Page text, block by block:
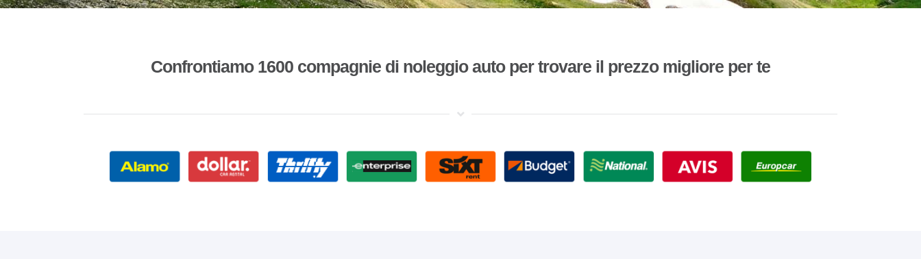
Confrontiamo 1600 compagnie di noleggio auto per trovare il prezzo migliore per te